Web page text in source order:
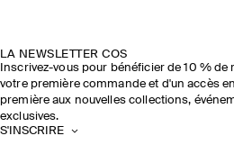
LA NEWSLETTER COS
Inscrivez-vous pour bénéficier de 10 % de
votre première commande et d'un accès
première aux nouvelles collections,
exclusives.
S'INSCRIRE